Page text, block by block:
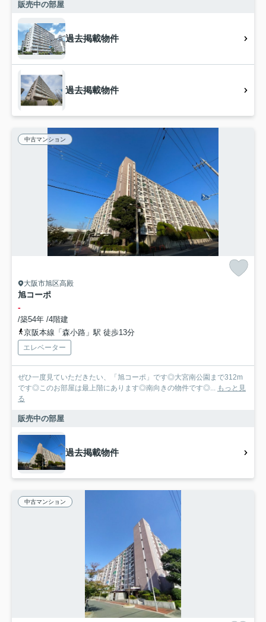
販売中の部屋
過去掲載物件
過去掲載物件
中古マンション
大阪市旭区高殿
旭コーポ
-
/築54年 /4階建
京阪本線「森小路」駅 徒歩13分
エレベーター
ぜひ一度見ていただきたい、「旭コーポ」です◎大宮南公園まで312m
です◎このお部屋は最上階にあります◎南向きの物件です◎...
もっと見
る
販売中の部屋
過去掲載物件
中古マンション